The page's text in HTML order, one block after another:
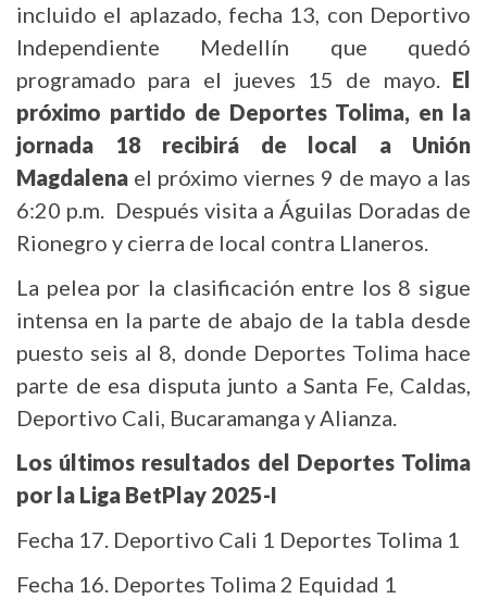
incluido el aplazado, fecha 13, con Deportivo
Independiente Medellín que quedó
programado para el jueves 15 de mayo. El
próximo partido de Deportes Tolima, en la
jornada 18 recibirá de local a Unión
Magdalena el próximo viernes 9 de mayo a las
6:20 p.m. Después visita a Águilas Doradas de
Rionegro y cierra de local contra Llaneros.
La pelea por la clasificación entre los 8 sigue
intensa en la parte de abajo de la tabla desde
puesto seis al 8, donde Deportes Tolima hace
parte de esa disputa junto a Santa Fe, Caldas,
Deportivo Cali, Bucaramanga y Alianza.
Los últimos resultados del Deportes Tolima
por la Liga BetPlay 2025-I
Fecha 17. Deportivo Cali 1 Deportes Tolima 1
Fecha 16. Deportes Tolima 2 Equidad 1